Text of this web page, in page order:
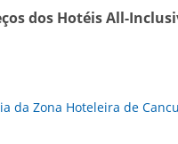
dos Hotéis All-